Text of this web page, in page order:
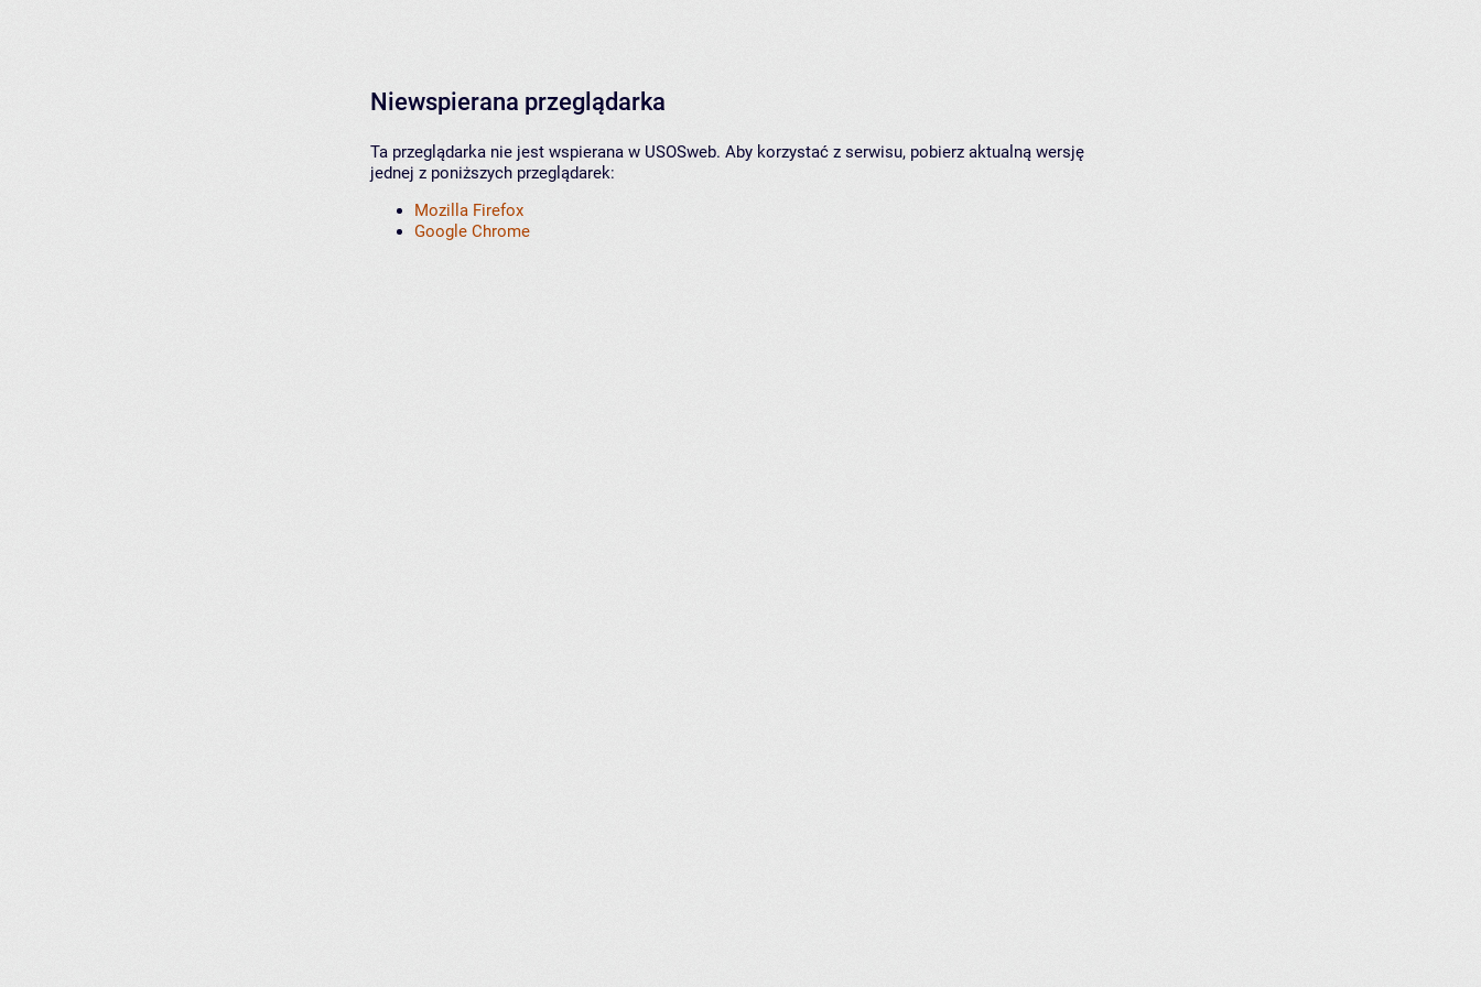
Niewspierana przeglądarka
Ta przeglądarka nie jest wspierana w USOSweb. Aby korzystać z serwisu, pobierz aktualną wersję
jednej z poniższych przeglądarek:
Mozilla Firefox
Google Chrome